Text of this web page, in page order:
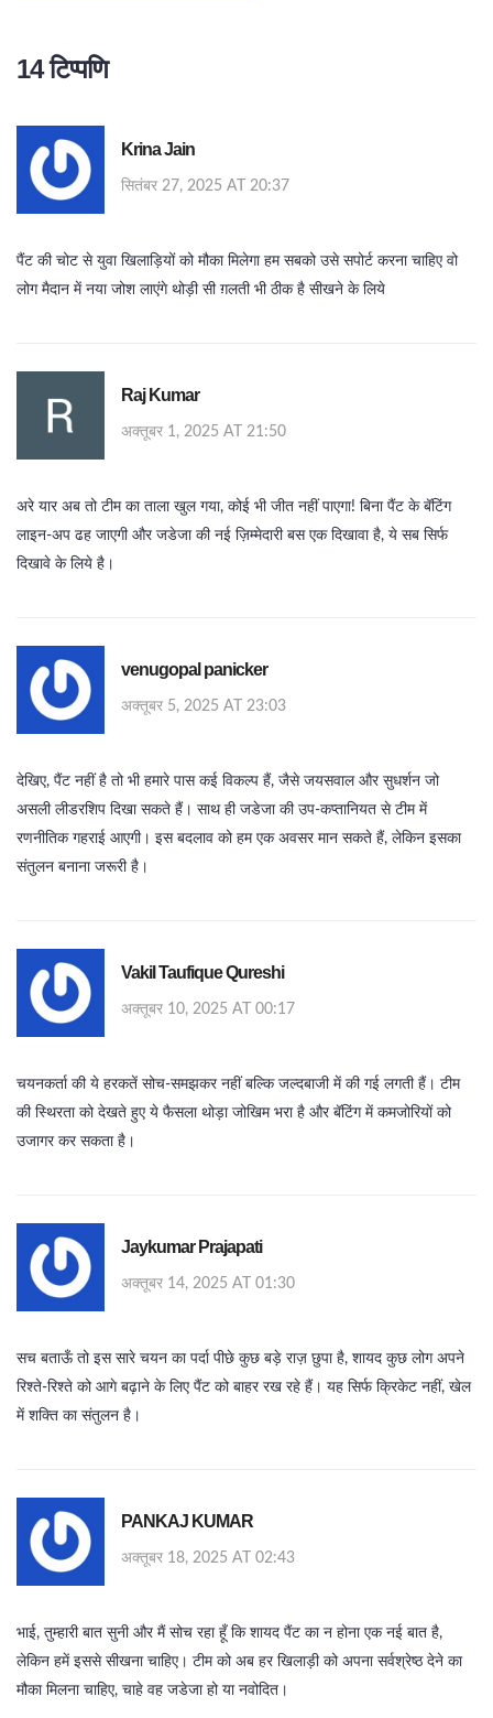
14 टिप्पणि
Krina Jain
सितंबर 27, 2025 AT 20:37
पैंट की चोट से युवा खिलाड़ियों को मौका मिलेगा हम सबको उसे सपोर्ट करना चाहिए वो
लोग मैदान में नया जोश लाएंगे थोड़ी सी ग़लती भी ठीक है सीखने के लिये
Raj Kumar
अक्तूबर 1, 2025 AT 21:50
अरे यार अब तो टीम का ताला खुल गया, कोई भी जीत नहीं पाएगा! बिना पैंट के बॅटिंग
लाइन‑अप ढह जाएगी और जडेजा की नई ज़िम्मेदारी बस एक दिखावा है, ये सब सिर्फ
दिखावे के लिये है।
venugopal panicker
अक्तूबर 5, 2025 AT 23:03
देखिए, पैंट नहीं है तो भी हमारे पास कई विकल्प हैं, जैसे जयसवाल और सुधर्शन जो
असली लीडरशिप दिखा सकते हैं। साथ ही जडेजा की उप‑कप्तानियत से टीम में
रणनीतिक गहराई आएगी। इस बदलाव को हम एक अवसर मान सकते हैं, लेकिन इसका
संतुलन बनाना जरूरी है।
Vakil Taufique Qureshi
अक्तूबर 10, 2025 AT 00:17
चयनकर्ता की ये हरकतें सोच‑समझकर नहीं बल्कि जल्दबाजी में की गई लगती हैं। टीम
की स्थिरता को देखते हुए ये फैसला थोड़ा जोखिम भरा है और बॅटिंग में कमजोरियों को
उजागर कर सकता है।
Jaykumar Prajapati
अक्तूबर 14, 2025 AT 01:30
सच बताऊँ तो इस सारे चयन का पर्दा पीछे कुछ बड़े राज़ छुपा है, शायद कुछ लोग अपने
रिश्ते‑रिश्ते को आगे बढ़ाने के लिए पैंट को बाहर रख रहे हैं। यह सिर्फ क्रिकेट नहीं, खेल
में शक्ति का संतुलन है।
PANKAJ KUMAR
अक्तूबर 18, 2025 AT 02:43
भाई, तुम्हारी बात सुनी और मैं सोच रहा हूँ कि शायद पैंट का न होना एक नई बात है,
लेकिन हमें इससे सीखना चाहिए। टीम को अब हर खिलाड़ी को अपना सर्वश्रेष्ठ देने का
मौका मिलना चाहिए, चाहे वह जडेजा हो या नवोदित।